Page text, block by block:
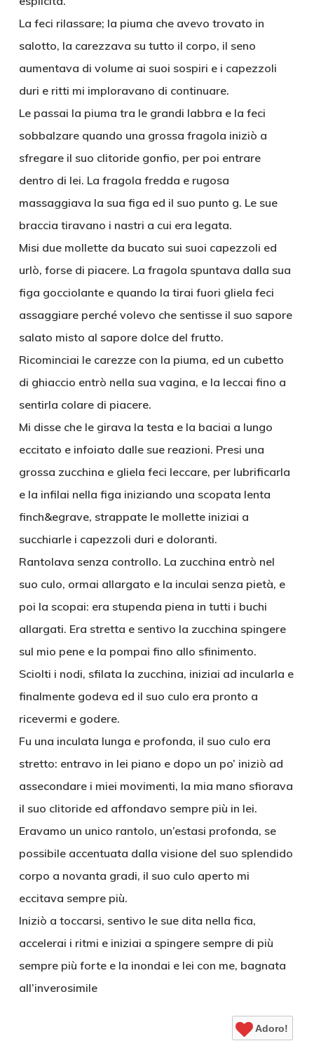
La feci rilassare; la piuma che avevo trovato in
salotto, la carezzava su tutto il corpo, il seno
aumentava di volume ai suoi sospiri e i capezzoli
duri e ritti mi imploravano di continuare.
Le passai la piuma tra le grandi labbra e la feci
sobbalzare quando una grossa fragola iniziò a
sfregare il suo clitoride gonfio, per poi entrare
dentro di lei. La fragola fredda e rugosa
massaggiava la sua figa ed il suo punto g. Le sue
braccia tiravano i nastri a cui era legata.
Misi due mollette da bucato sui suoi capezzoli ed
urlò, forse di piacere. La fragola spuntava dalla sua
figa gocciolante e quando la tirai fuori gliela feci
assaggiare perché volevo che sentisse il suo sapore
salato misto al sapore dolce del frutto.
Ricominciai le carezze con la piuma, ed un cubetto
di ghiaccio entrò nella sua vagina, e la leccai fino a
sentirla colare di piacere.
Mi disse che le girava la testa e la baciai a lungo
eccitato e infoiato dalle sue reazioni. Presi una
grossa zucchina e gliela feci leccare, per lubrificarla
e la infilai nella figa iniziando una scopata lenta
finch&egrave, strappate le mollette iniziai a
succhiarle i capezzoli duri e doloranti.
Rantolava senza controllo. La zucchina entrò nel
suo culo, ormai allargato e la inculai senza pietà, e
poi la scopai: era stupenda piena in tutti i buchi
allargati. Era stretta e sentivo la zucchina spingere
sul mio pene e la pompai fino allo sfinimento.
Sciolti i nodi, sfilata la zucchina, iniziai ad incularla e
finalmente godeva ed il suo culo era pronto a
ricevermi e godere.
Fu una inculata lunga e profonda, il suo culo era
stretto: entravo in lei piano e dopo un po’ iniziò ad
assecondare i miei movimenti, la mia mano sfiorava
il suo clitoride ed affondavo sempre più in lei.
Eravamo un unico rantolo, un’estasi profonda, se
possibile accentuata dalla visione del suo splendido
corpo a novanta gradi, il suo culo aperto mi
eccitava sempre più.
Iniziò a toccarsi, sentivo le sue dita nella fica,
accelerai i ritmi e iniziai a spingere sempre di più
sempre più forte e la inondai e lei con me, bagnata
all’inverosimile
Adoro!